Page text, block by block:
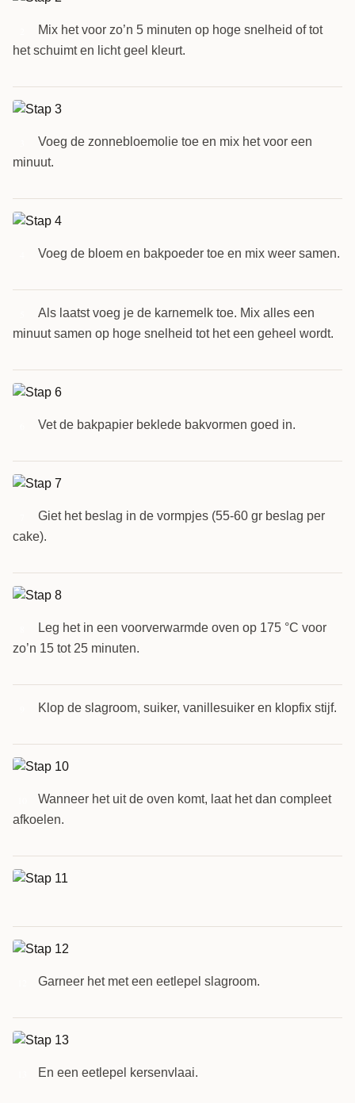
Mix het voor zo’n 5 minuten op hoge snelheid of tot
het schuimt en licht geel kleurt.
Voeg de zonnebloemolie toe en mix het voor een
minuut.
Voeg de bloem en bakpoeder toe en mix weer samen.
Als laatst voeg je de karnemelk toe. Mix alles een
minuut samen op hoge snelheid tot het een geheel wordt.
Vet de bakpapier beklede bakvormen goed in.
Giet het beslag in de vormpjes (55-60 gr beslag per
cake).
Leg het in een voorverwarmde oven op 175 °C voor
zo’n 15 tot 25 minuten.
Klop de slagroom, suiker, vanillesuiker en klopfix stijf.
Wanneer het uit de oven komt, laat het dan compleet
afkoelen.
Garneer het met een eetlepel slagroom.
En een eetlepel kersenvlaai.